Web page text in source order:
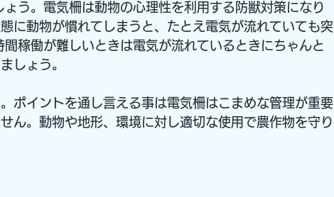
う。電気柵は動物の心理性を利用する防獣対策になり
に動物が慣れてしまうと、たとえ電気が流れていても突
稼働が難しいときは電気が流れているときにちゃんと
しょう。
ポイントを通し言える事は電気柵はこまめな管理が重要
ん。動物や地形、環境に対し適切な使用で農作物を守り